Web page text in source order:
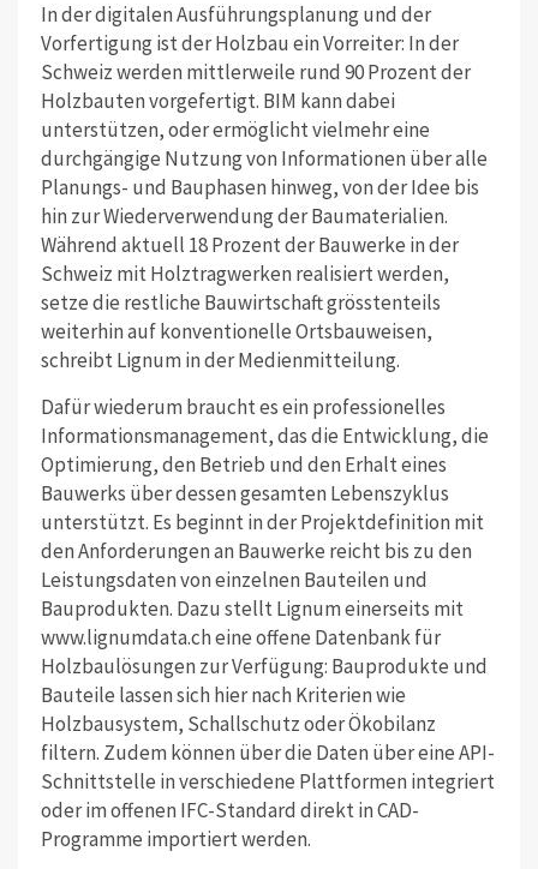
In der digitalen Ausführungsplanung und der
Vorfertigung ist der Holzbau ein Vorreiter: In der
Schweiz werden mittlerweile rund 90 Prozent der
Holzbauten vorgefertigt. BIM kann dabei
unterstützen, oder ermöglicht vielmehr eine
durchgängige Nutzung von Informationen über alle
Planungs- und Bauphasen hinweg, von der Idee bis
hin zur Wiederverwendung der Baumaterialien.
Während aktuell 18 Prozent der Bauwerke in der
Schweiz mit Holztragwerken realisiert werden,
setze die restliche Bauwirtschaft grösstenteils
weiterhin auf konventionelle Ortsbauweisen,
schreibt Lignum in der Medienmitteilung.
Dafür wiederum braucht es ein professionelles
Informationsmanagement, das die Entwicklung, die
Optimierung, den Betrieb und den Erhalt eines
Bauwerks über dessen gesamten Lebenszyklus
unterstützt. Es beginnt in der Projektdefinition mit
den Anforderungen an Bauwerke reicht bis zu den
Leistungsdaten von einzelnen Bauteilen und
Bauprodukten. Dazu stellt Lignum einerseits mit
www.lignumdata.ch eine offene Datenbank für
Holzbaulösungen zur Verfügung: Bauprodukte und
Bauteile lassen sich hier nach Kriterien wie
Holzbausystem, Schallschutz oder Ökobilanz
filtern. Zudem können über die Daten über eine API-
Schnittstelle in verschiedene Plattformen integriert
oder im offenen IFC-Standard direkt in CAD-
Programme importiert werden.